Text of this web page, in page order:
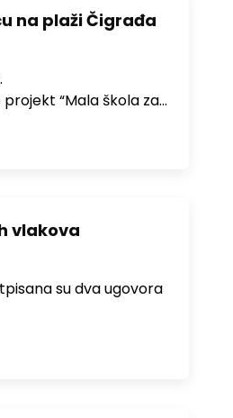
na plaži Čigrađa
“Mala škola za…
vlakova
su dva ugovora